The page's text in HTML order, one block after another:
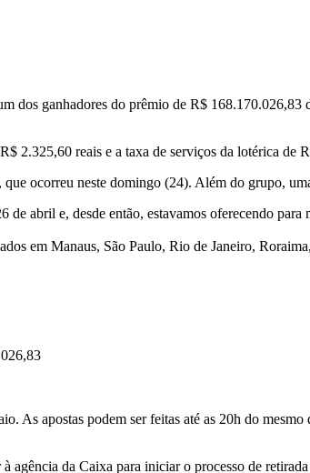
dos ganhadores do prêmio de R$
2.325,60 reais e a taxa de serviços da lotérica de
ocorreu neste domingo (24). Além do grupo,
de abril e, desde então, estavamos oferecendo
em Manaus, São Paulo, Rio de Janeiro,
As apostas podem ser feitas até as 20h do
agência da Caixa para iniciar o processo de